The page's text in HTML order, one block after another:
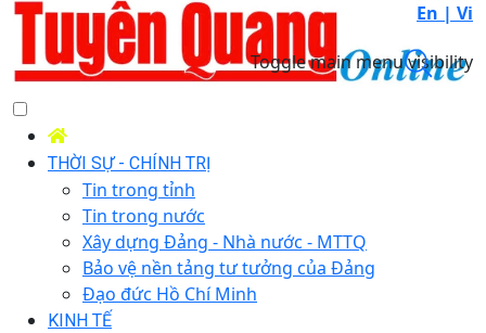
En | Vi
Toggle main menu visibility
THỜI SỰ - CHÍNH TRỊ
Tin trong tỉnh
Tin trong nước
Xây dựng Đảng - Nhà nước - MTTQ
Bảo vệ nền tảng tư tưởng của Đảng
Đạo đức Hồ Chí Minh
KINH TẾ